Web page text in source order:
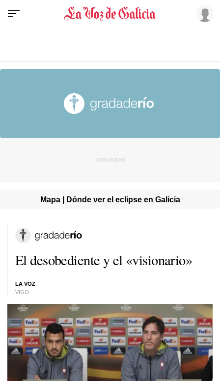
Mapa | Dónde ver el eclipse en Galicia
El desobediente y el «visionario»
LA VOZ
VIGO